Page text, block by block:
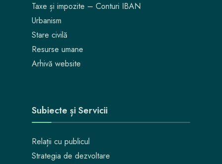
Taxe și impozite – Conturi IBAN
Urbanism
Stare civilă
Resurse umane
Arhivă website
Subiecte și Servicii
Relații cu publicul
Strategia de dezvoltare